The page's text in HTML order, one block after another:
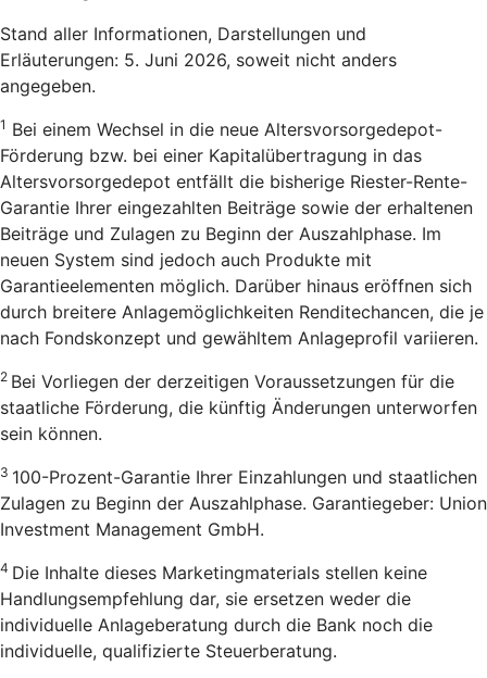
Stand aller Informationen, Darstellungen und
Erläuterungen: 5. Juni 2026, soweit nicht anders
angegeben.
1 Bei einem Wechsel in die neue Altersvorsorgedepot-
Förderung bzw. bei einer Kapitalübertragung in das
Altersvorsorgedepot entfällt die bisherige Riester-Rente-
Garantie Ihrer eingezahlten Beiträge sowie der erhaltenen
Beiträge und Zulagen zu Beginn der Auszahlphase. Im
neuen System sind jedoch auch Produkte mit
Garantieelementen möglich. Darüber hinaus eröffnen sich
durch breitere Anlagemöglichkeiten Renditechancen, die je
nach Fondskonzept und gewähltem Anlageprofil variieren.
2 Bei Vorliegen der derzeitigen Voraussetzungen für die
staatliche Förderung, die künftig Änderungen unterworfen
sein können.
3 100-Prozent-Garantie Ihrer Einzahlungen und staatlichen
Zulagen zu Beginn der Auszahlphase. Garantiegeber: Union
Investment Management GmbH.
4 Die Inhalte dieses Marketingmaterials stellen keine
Handlungsempfehlung dar, sie ersetzen weder die
individuelle Anlageberatung durch die Bank noch die
individuelle, qualifizierte Steuerberatung.